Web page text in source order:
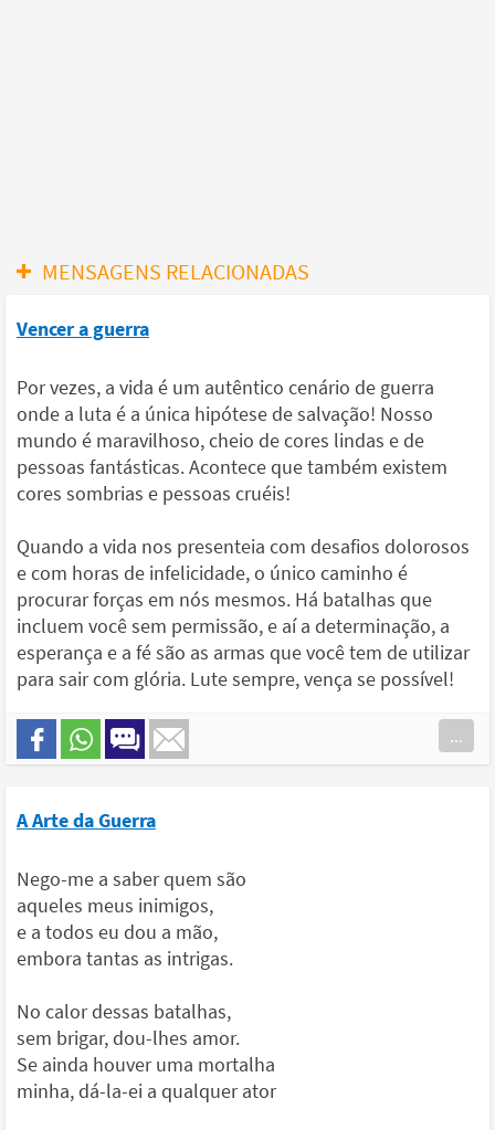
MENSAGENS RELACIONADAS
Vencer a guerra
Por vezes, a vida é um autêntico cenário de guerra
onde a luta é a única hipótese de salvação! Nosso
mundo é maravilhoso, cheio de cores lindas e de
pessoas fantásticas. Acontece que também existem
cores sombrias e pessoas cruéis!
Quando a vida nos presenteia com desafios dolorosos
e com horas de infelicidade, o único caminho é
procurar forças em nós mesmos. Há batalhas que
incluem você sem permissão, e aí a determinação, a
esperança e a fé são as armas que você tem de utilizar
para sair com glória. Lute sempre, vença se possível!
...
A Arte da Guerra
Nego-me a saber quem são
aqueles meus inimigos,
e a todos eu dou a mão,
embora tantas as intrigas.
No calor dessas batalhas,
sem brigar, dou-lhes amor.
Se ainda houver uma mortalha
minha, dá-la-ei a qualquer ator